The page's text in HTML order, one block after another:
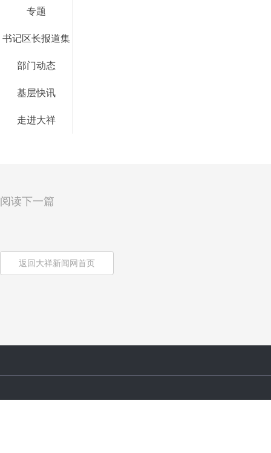
专题
书记区长报道集
部门动态
基层快讯
走进大祥
阅读下一篇
返回大祥新闻网首页